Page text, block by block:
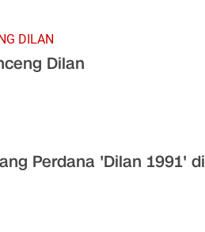
DILAN
Dilan
Perdana 'Dilan 1991' di